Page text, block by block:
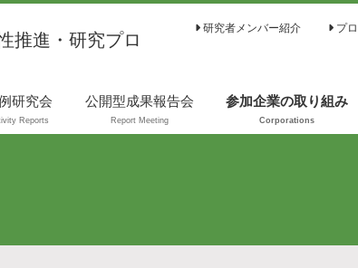
推進・研究プロ
研究者メンバー紹介 プ
研究会
Reports
公開型成果報告会
Report Meeting
参加企業の取り組み
Corporations